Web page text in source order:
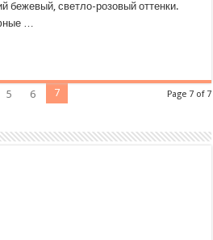
бежевый, светло-розовый оттенки.
…
Page 7 of 7
5 6 7